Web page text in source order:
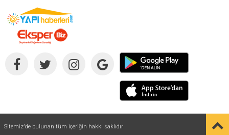
Sitemiz'de bulunan tüm içeriğin hakkı saklıdır